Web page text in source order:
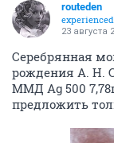
routeden
experienced
23 августа
Серебрянная
рождения А. Н.
ММД Ag 500
предложить